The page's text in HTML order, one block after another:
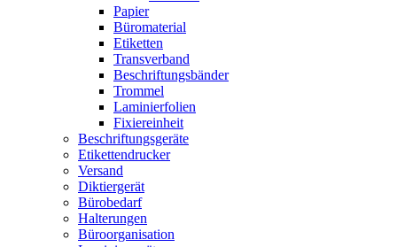
Papier
Büromaterial
Etiketten
Transverband
Beschriftungsbänder
Trommel
Laminierfolien
Fixiereinheit
Beschriftungsgeräte
Etikettendrucker
Versand
Diktiergerät
Bürobedarf
Halterungen
Büroorganisation